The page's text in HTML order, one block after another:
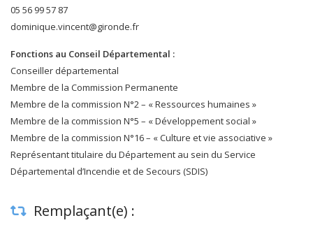
05 56 99 57 87
dominique.vincent@gironde.fr
Fonctions au Conseil Départemental :
Conseiller départemental
Membre de la Commission Permanente
Membre de la commission N°2 – « Ressources humaines »
Membre de la commission N°5 – « Développement social »
Membre de la commission N°16 – « Culture et vie associative »
Représentant titulaire du Département au sein du Service
Départemental d’Incendie et de Secours (SDIS)
Remplaçant(e) :